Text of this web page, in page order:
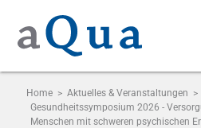
Home > Aktuelles & Veranstaltungen >
Gesundheitssymposium 2026 -
Menschen mit schweren psychischen